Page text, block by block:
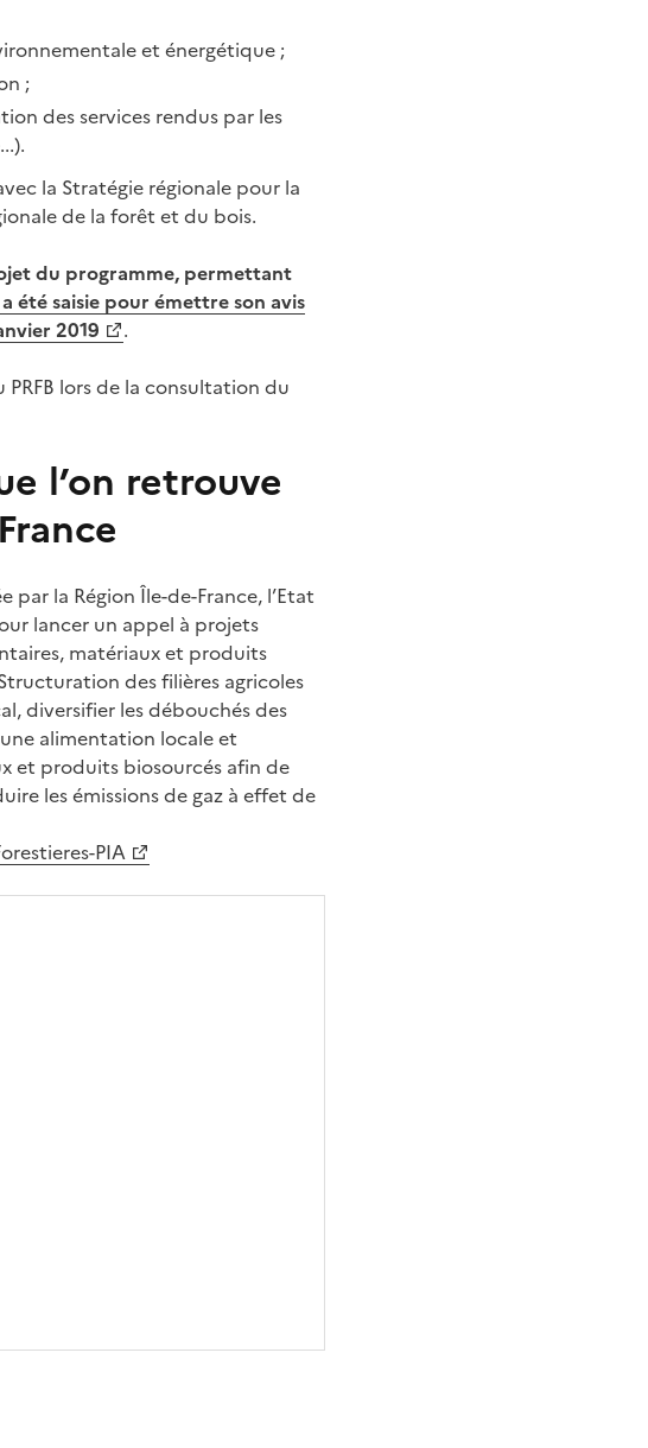
et énergétique ;
;
des services rendus par les
la Stratégie régionale pour la
de la forêt et du bois.
du programme, permettant
été saisie pour émettre son avis
2019
.
lors de la consultation du
l’on retrouve
la Région Île-de-France, l’Etat
lancer un appel à projets
matériaux et produits
des filières agricoles
diversifier les débouchés des
alimentation locale et
et produits biosourcés afin de
les émissions de gaz à effet de
PIA